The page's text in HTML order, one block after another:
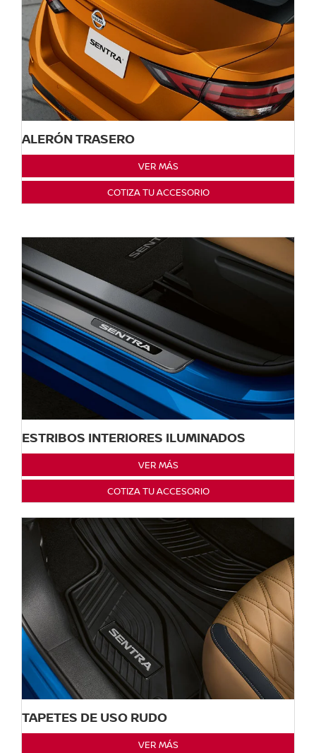
ALERÓN TRASERO
VER MÁS
COTIZA TU ACCESORIO
ESTRIBOS INTERIORES ILUMINADOS
VER MÁS
COTIZA TU ACCESORIO
TAPETES DE USO RUDO
VER MÁS